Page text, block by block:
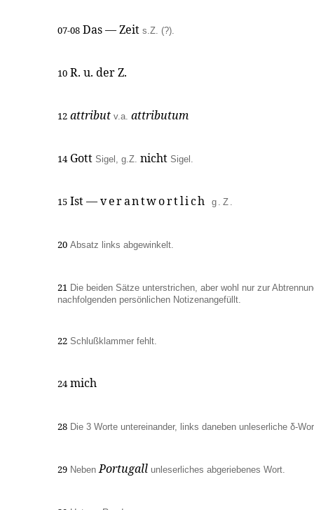
07-08 Das — Zeit s.Z. (?).
10 R. u. der Z.
12 attribut v.a. attributum
14 Gott Sigel, g.Z. nicht Sigel.
15 Ist —verantwortlich g.Z.
20 Absatz links abgewinkelt.
21 Die beiden Sätze unterstrichen, aber wohl nur zur
nachfolgenden persönlichen Notizenangefüllt.
22 Schlußklammer fehlt.
24 mich
28 Die 3 Worte untereinander, links daneben unleserliche δ-
29 Neben Portugall unleserliches abgeriebenes Wort.